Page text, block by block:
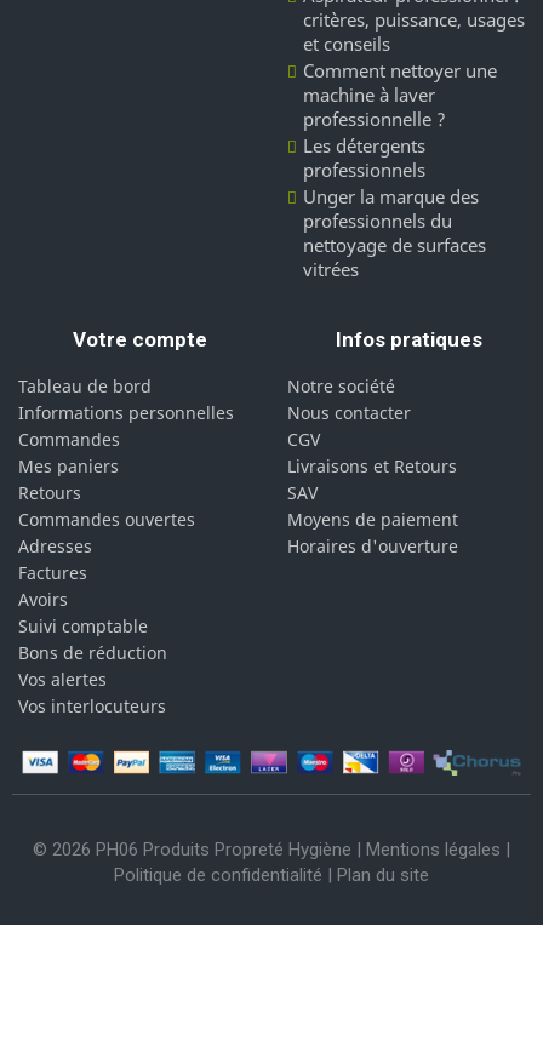
critères, puissance, usages
et conseils
Comment nettoyer une
machine à laver
professionnelle ?
Les détergents
professionnels
Unger la marque des
professionnels du
nettoyage de surfaces
vitrées
Votre compte
Tableau de bord
Informations personnelles
Commandes
Mes paniers
Retours
Commandes ouvertes
Adresses
Factures
Avoirs
Suivi comptable
Bons de réduction
Vos alertes
Vos interlocuteurs
Infos pratiques
Notre société
Nous contacter
CGV
Livraisons et Retours
SAV
Moyens de paiement
Horaires d'ouverture
© 2026 PH06 Produits Propreté Hygiène | Mentions légales |
Politique de confidentialité | Plan du site